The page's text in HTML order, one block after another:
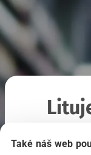
Také náš web